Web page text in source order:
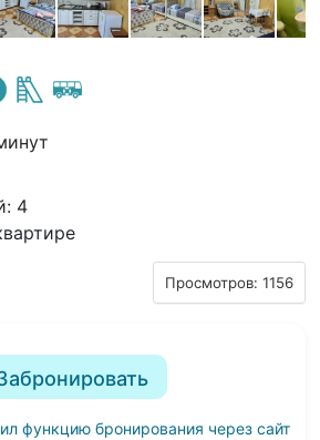
4
Просмотров: 1156
функцию бронирования через сайт